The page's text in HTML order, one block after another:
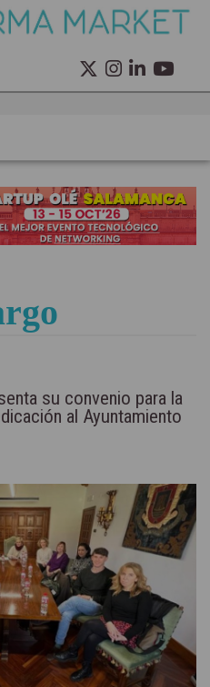
su convenio para la
al Ayuntamiento